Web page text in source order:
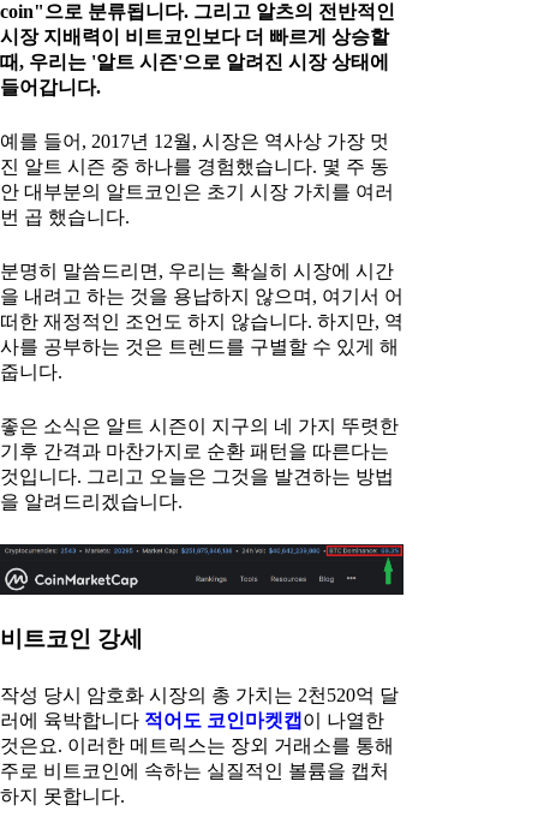
coin"으로 분류됩니다. 그리고 알츠의 전반적인
시장 지배력이 비트코인보다 더 빠르게 상승할
때, 우리는 '알트 시즌'으로 알려진 시장 상태에
들어갑니다.
예를 들어, 2017년 12월, 시장은 역사상 가장 멋
진 알트 시즌 중 하나를 경험했습니다. 몇 주 동
안 대부분의 알트코인은 초기 시장 가치를 여러
번 곱 했습니다.
분명히 말씀드리면, 우리는 확실히 시장에 시간
을 내려고 하는 것을 용납하지 않으며, 여기서 어
떠한 재정적인 조언도 하지 않습니다. 하지만, 역
사를 공부하는 것은 트렌드를 구별할 수 있게 해
줍니다.
좋은 소식은 알트 시즌이 지구의 네 가지 뚜렷한
기후 간격과 마찬가지로 순환 패턴을 따른다는
것입니다. 그리고 오늘은 그것을 발견하는 방법
을 알려드리겠습니다.
비트코인 강세
작성 당시 암호화 시장의 총 가치는 2천520억 달
러에 육박합니다 적어도 코인마켓캡 이 나열한
것은요. 이러한 메트릭스는 장외 거래소를 통해
주로 비트코인에 속하는 실질적인 볼륨을 캡처
하지 못합니다.